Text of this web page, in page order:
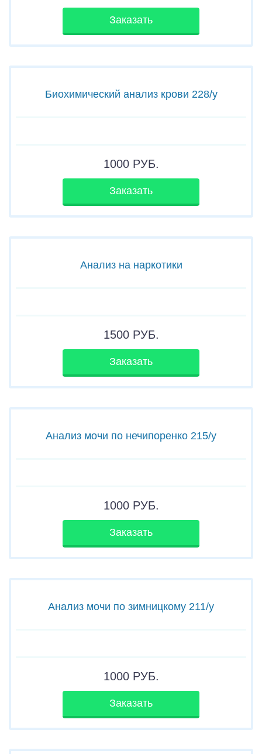
Заказать
Биохимический анализ крови 228/у
1000РУБ.
Заказать
Анализ на наркотики
1500РУБ.
Заказать
Анализ мочи по нечипоренко 215/у
1000РУБ.
Заказать
Анализ мочи по зимницкому 211/у
1000РУБ.
Заказать